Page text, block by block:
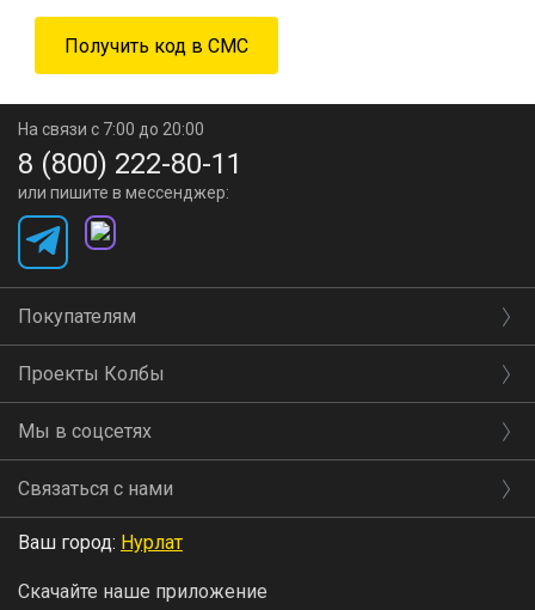
На связи с 7:00 до 20:00
8 (800) 222-80-11
или пишите в мессенджер:
Покупателям
Проекты Колбы
Мы в соцсетях
Связаться с нами
Ваш город: Нурлат
Скачайте наше приложение